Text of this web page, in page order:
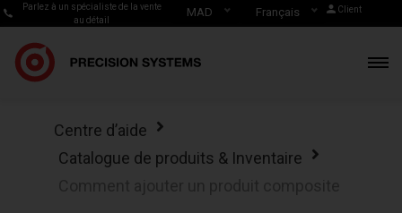
Parlez à un spécialiste de la vente
au détail
MAD Français Client
Centre d’aide
Catalogue de produits & Inventaire